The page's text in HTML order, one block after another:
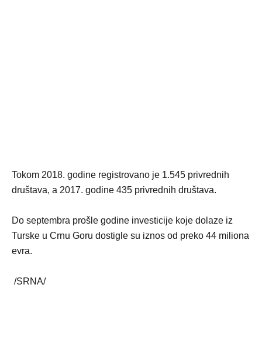
Tokom 2018. godine registrovano je 1.545 privrednih
društava, a 2017. godine 435 privrednih društava.
Do septembra prošle godine investicije koje dolaze iz
Turske u Crnu Goru dostigle su iznos od preko 44 miliona
evra.
/SRNA/